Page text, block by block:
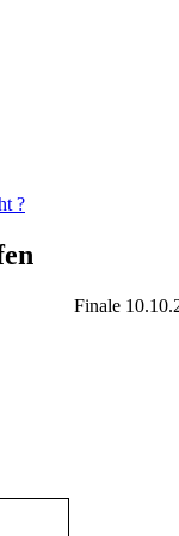
?
Finale